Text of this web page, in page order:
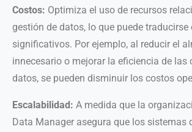
Costos: Optimiza el uso de recursos
gestión de datos, lo que puede traducirse
significativos. Por ejemplo, al reducir el
innecesario o mejorar la eficiencia de las
datos, se pueden disminuir los costos
Escalabilidad: A medida que la
Data Manager asegura que los sistemas